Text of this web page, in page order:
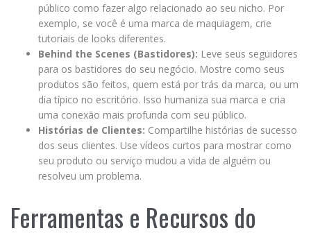
público como fazer algo relacionado ao seu nicho. Por
exemplo, se você é uma marca de maquiagem, crie
tutoriais de looks diferentes.
Behind the Scenes (Bastidores): Leve seus seguidores
para os bastidores do seu negócio. Mostre como seus
produtos são feitos, quem está por trás da marca, ou um
dia típico no escritório. Isso humaniza sua marca e cria
uma conexão mais profunda com seu público.
Histórias de Clientes: Compartilhe histórias de sucesso
dos seus clientes. Use vídeos curtos para mostrar como
seu produto ou serviço mudou a vida de alguém ou
resolveu um problema.
Ferramentas e Recursos do